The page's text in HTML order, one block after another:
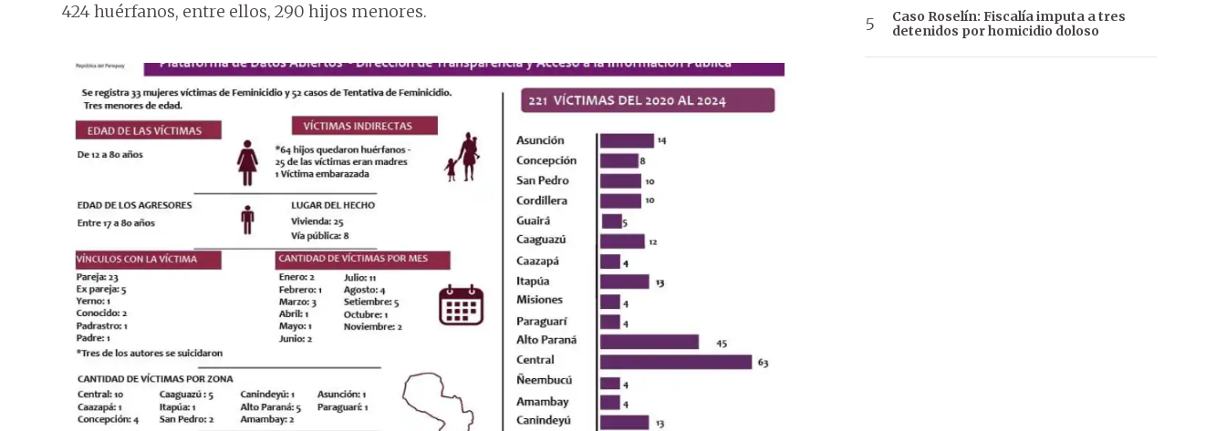
424 huérfanos, entre ellos, 290 hijos menores.
Caso Roselín: Fiscalía imputa a tres
detenidos por homicidio doloso